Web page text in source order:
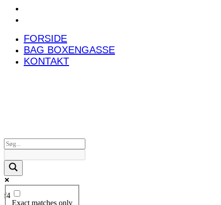
FORSIDE
BAG BOXENGASSE
KONTAKT
Exact matches only
f4